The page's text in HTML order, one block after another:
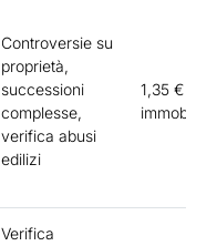
Controversie su
proprietà,
successioni
complesse,
verifica abusi
edilizi
1,35 € per
immobile
Verifica